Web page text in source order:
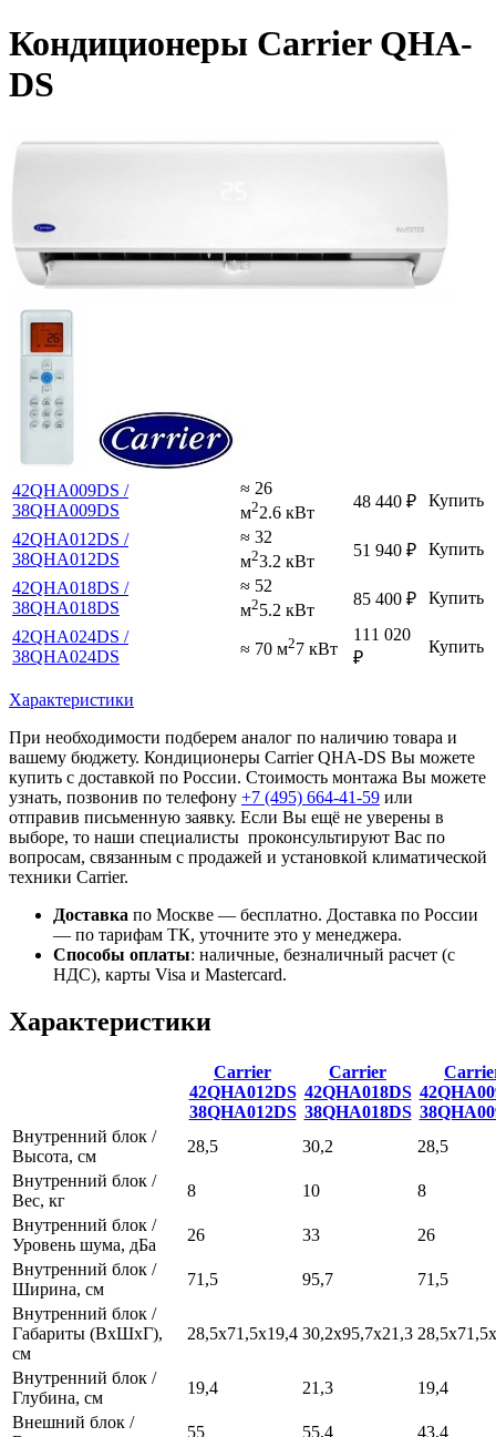
Кондиционеры Carrier QHA-
DS
42QHA009DS /
38QHA009DS
≈ 26
м22.6 кВт
48 440 ₽ Купить
42QHA012DS /
38QHA012DS
≈ 32
м23.2 кВт
51 940 ₽ Купить
42QHA018DS /
38QHA018DS
≈ 52
м25.2 кВт
85 400 ₽ Купить
42QHA024DS /
38QHA024DS
≈ 70 м27 кВт
111 020
₽
Купить
Характеристики
При необходимости подберем аналог по наличию товара и
вашему бюджету. Кондиционеры Carrier QHA-DS Вы можете
купить с доставкой по России. Стоимость монтажа Вы можете
узнать, позвонив по телефону +7 (495) 664-41-59 или
отправив письменную заявку. Если Вы ещё не уверены в
выборе, то наши специалисты проконсультируют Вас по
вопросам, связанным с продажей и установкой климатической
техники Carrier.
Доставка по Москве — бесплатно. Доставка по России
— по тарифам ТК, уточните это у менеджера.
Способы оплаты: наличные, безналичный расчет (с
НДС), карты Visa и Mastercard.
Характеристики
Carrier
42QHA012DS
38QHA012DS
Carrier
42QHA018DS
38QHA018DS
Внутренний блок /
Высота, см
28,5 30,2
28,5
Внутренний блок /
Вес, кг
8 10
8
Внутренний блок /
Уровень шума, дБа
26 33
26
Внутренний блок /
Ширина, см
71,5 95,7
71,5
Внутренний блок /
Габариты (ВхШхГ),
см
28,5х71,5х19,4 30,2х95,7х21,3
Внутренний блок /
Глубина, см
19,4 21,3
19,4
Внешний блок /
55 55,4 43,4